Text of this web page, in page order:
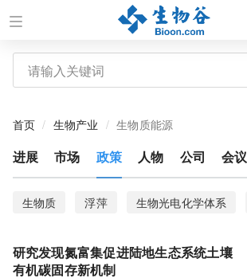
首页 生物产业 生物质能源
进展 市场 政策 人物 公司 会议
生物质 浮萍 生物光电化学体系
研究发现氮富集促进陆地生态系统土壤
有机碳固存新机制